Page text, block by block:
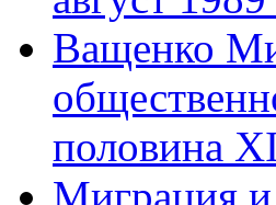
Ващенко
половина